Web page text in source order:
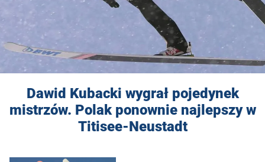
Dawid Kubacki wygrał pojedynek
mistrzów. Polak ponownie najlepszy w
Titisee-Neustadt